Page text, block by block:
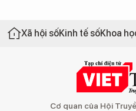
Xã hội sốKinh tế sốKhoa
Cơ quan của Hội